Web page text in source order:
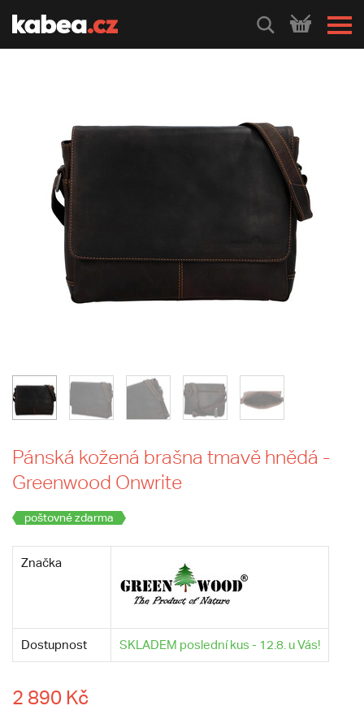
HLEDEJ
Pánská kožená brašna tmavě hnědá -
Greenwood Onwrite
poštovné zdarma
Značka
Dostupnost SKLADEM poslední kus - 12.8. u Vás!
2 890 Kč